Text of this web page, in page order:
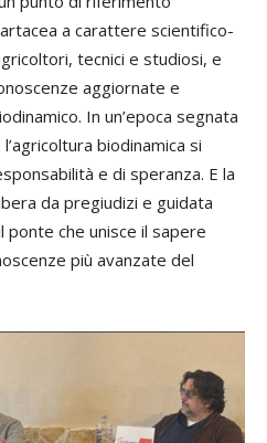
a carattere scientifico-
tecnici e studiosi, e
aggiornate e
In un’epoca segnata
biodinamica si
e di speranza. E la
da pregiudizi e guidata
ponte che unisce il sapere
più avanzate del